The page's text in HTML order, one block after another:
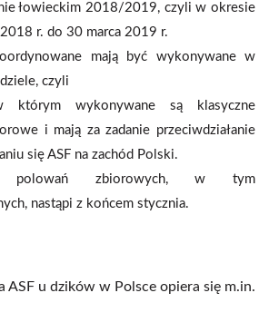
łowieckim 2018/2019, czyli w okresie
r. do 30 marca 2019 r.
mają być wykonywane w
czyli
którym wykonywane są klasyczne
i mają za zadanie przeciwdziałanie
się ASF na zachód Polski.
polowań zbiorowych, w tym
nastąpi z końcem stycznia.
ASF u dzików w Polsce opiera się m.in.